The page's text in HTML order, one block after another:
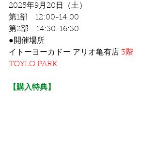
2025年9月20日（土）
第1部　12:00-14:00
第2部　14:30-16:30
●開催場所
イトーヨーカドー アリオ亀有店 3階
TOYLO PARK
【購入特典】